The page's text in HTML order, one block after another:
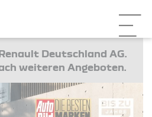
Deutschland AG.
weiteren Angeboten.